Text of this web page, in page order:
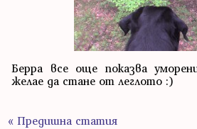
Берра все още показва
желае да стане от леглото :)
« Предишна статия